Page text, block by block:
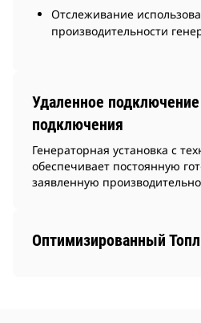
Отслеживание
производительности
Удаленное
подключения
Генераторная установка с
обеспечивает постоянную
заявленную
Оптимизированный